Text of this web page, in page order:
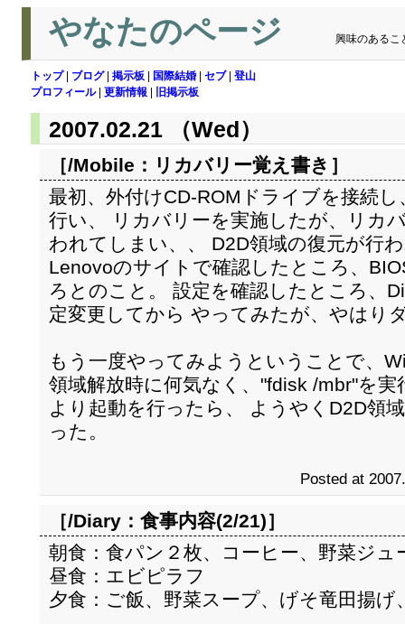
やなたのページ 興味のあるこ
トップ| ブログ| 掲示板 国際結婚 セブ| 登山
プロフィール| 更新情報 旧掲示板
2007.02.21 （Wed）
［/Mobile： リカバリー覚え書き ］
最初、外付けCD-ROMドライブを接続
行い、 リカバリーを実施したが、リカ
われてしまい、、 D2D領域の復元が行
Lenovoのサイトで確認したところ、
ろとのこと。 設定を確認したところ、
定変更してから やってみたが、やはり
もう一度やってみようということで、
領域解放時に何気なく、"fdisk /mbr"を
より起動を行ったら、 ようやくD2D領
った。
Posted at
［/Diary： 食事内容(2/21)］
朝食：食パン２枚、コーヒー、野菜ジュ
昼食：エビピラフ
夕食：ご飯、野菜スープ、げそ竜田揚げ